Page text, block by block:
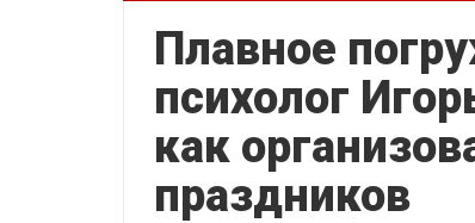
Плавное
психолог
как
праздников